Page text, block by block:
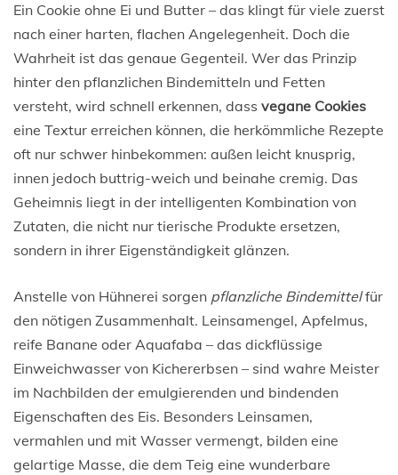
Ein Cookie ohne Ei und Butter – das klingt für viele zuerst
nach einer harten, flachen Angelegenheit. Doch die
Wahrheit ist das genaue Gegenteil. Wer das Prinzip
hinter den pflanzlichen Bindemitteln und Fetten
versteht, wird schnell erkennen, dass vegane Cookies
eine Textur erreichen können, die herkömmliche Rezepte
oft nur schwer hinbekommen: außen leicht knusprig,
innen jedoch buttrig-weich und beinahe cremig. Das
Geheimnis liegt in der intelligenten Kombination von
Zutaten, die nicht nur tierische Produkte ersetzen,
sondern in ihrer Eigenständigkeit glänzen.
Anstelle von Hühnerei sorgen pflanzliche Bindemittelfür
den nötigen Zusammenhalt. Leinsamengel, Apfelmus,
reife Banane oder Aquafaba – das dickflüssige
Einweichwasser von Kichererbsen – sind wahre Meister
im Nachbilden der emulgierenden und bindenden
Eigenschaften des Eis. Besonders Leinsamen,
vermahlen und mit Wasser vermengt, bilden eine
gelartige Masse, die dem Teig eine wunderbare